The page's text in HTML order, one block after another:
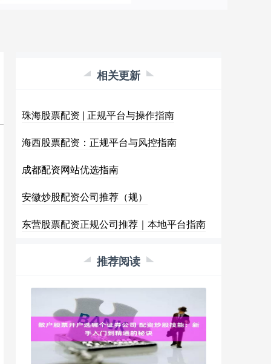
相关更新
珠海股票配资 | 正规平台与操作指南
海西股票配资：正规平台与风控指南
成都配资网站优选指南
安徽炒股配资公司推荐（规）
东营股票配资正规公司推荐｜本地平台指南
推荐阅读